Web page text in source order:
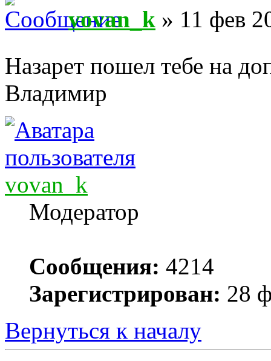
vovan_k » 11 фев
Назарет пошел тебе на
Владимир
vovan_k
Модератор
Сообщения: 4214
Зарегистрирован: 28
Вернуться к началу